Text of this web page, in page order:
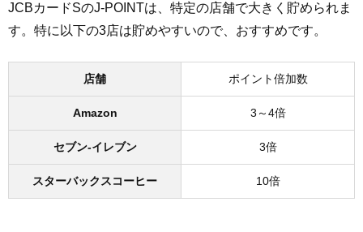
JCBカードSのJ-POINTは、特定の店舗で大きく貯められま
す。特に以下の3店は貯めやすいので、おすすめです。
店舗 ポイント倍加数
Amazon 3～4倍
セブン-イレブン 3倍
スターバックスコーヒー 10倍